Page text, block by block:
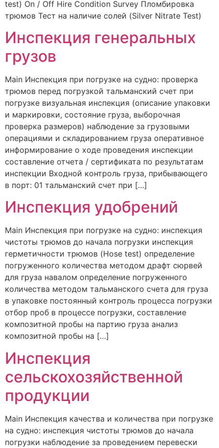
test) On / Off Hire Condition Survey Пломбировка
трюмов Тест на наличие солей (Silver Nitrate Test)
Инспекция генеральных
грузов
Main Инспекция при погрузке на судно: проверка
трюмов перед погрузкой тальманский счет при
погрузке визуальная инспекция (описание упаковки
и маркировки, состояние груза, выборочная
проверка размеров) наблюдение за грузовыми
операциями и складированием груза оперативное
информирование о ходе проведения инспекции
составление отчета / сертификата по результатам
инспекции Входной контроль груза, прибывающего
в порт: 01 тальманский счет при […]
Инспекция удобрений
Main Инспекция при погрузке на судно: инспекция
чистоты трюмов до начала погрузки инспекция
герметичности трюмов (Hose test) определение
погруженного количества методом драфт сюрвей
для груза навалом определение погруженного
количества методом тальманского счета для груза
в упаковке постоянный контроль процесса погрузки
отбор проб в процессе погрузки, составление
композитной пробы на партию груза анализ
композитной пробы на […]
Инспекция
сельскохозяйственной
продукции
Main Инспекция качества и количества при погрузке
на судно: инспекция чистоты трюмов до начала
погрузки наблюдение за проведением перевески